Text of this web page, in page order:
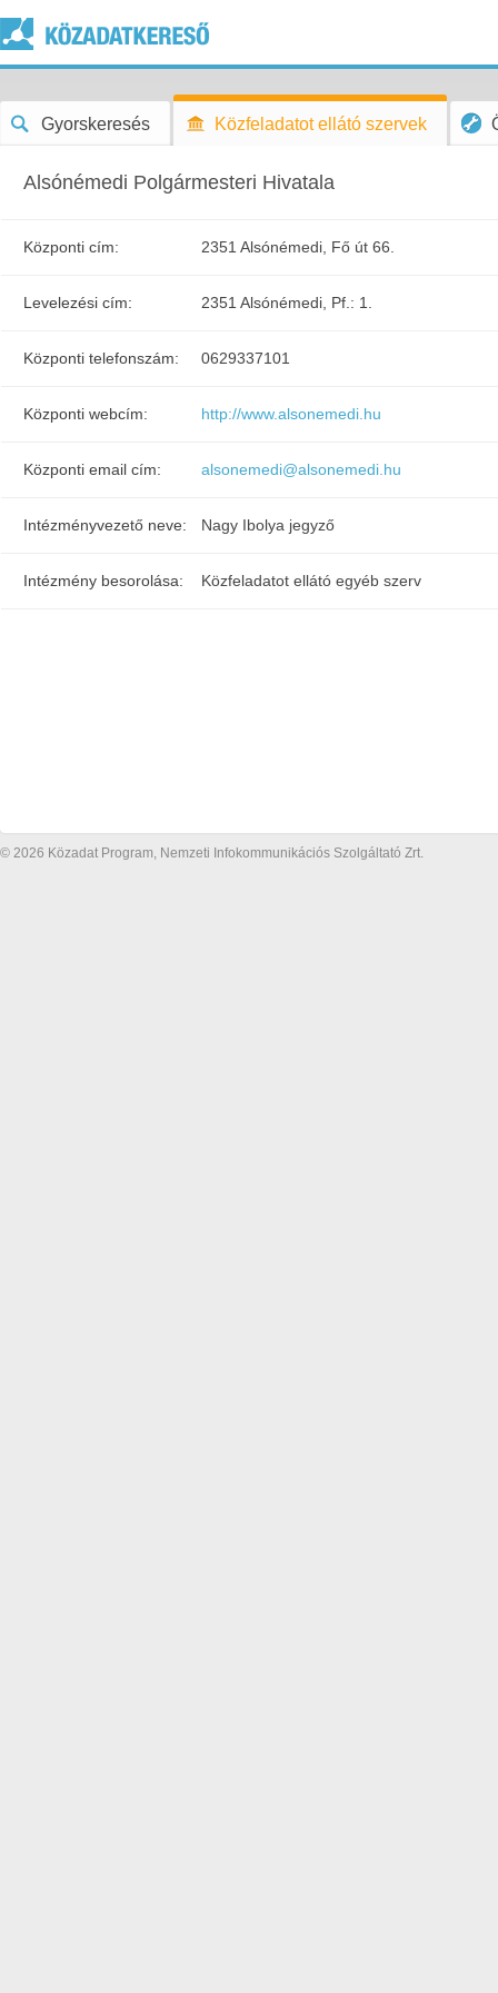
Gyorskeresés Közfeladatot ellátó szervek
Alsónémedi Polgármesteri Hivatala
Központi cím: 2351 Alsónémedi, Fő út 66.
Levelezési cím: 2351 Alsónémedi, Pf.: 1.
Központi telefonszám: 0629337101
Központi webcím: http://www.alsonemedi.hu
Központi email cím: alsonemedi@alsonemedi.hu
Intézményvezető neve: Nagy Ibolya jegyző
Intézmény besorolása: Közfeladatot ellátó egyéb szerv
© 2026 Közadat Program, Nemzeti Infokommunikációs Szolgáltató Zrt.